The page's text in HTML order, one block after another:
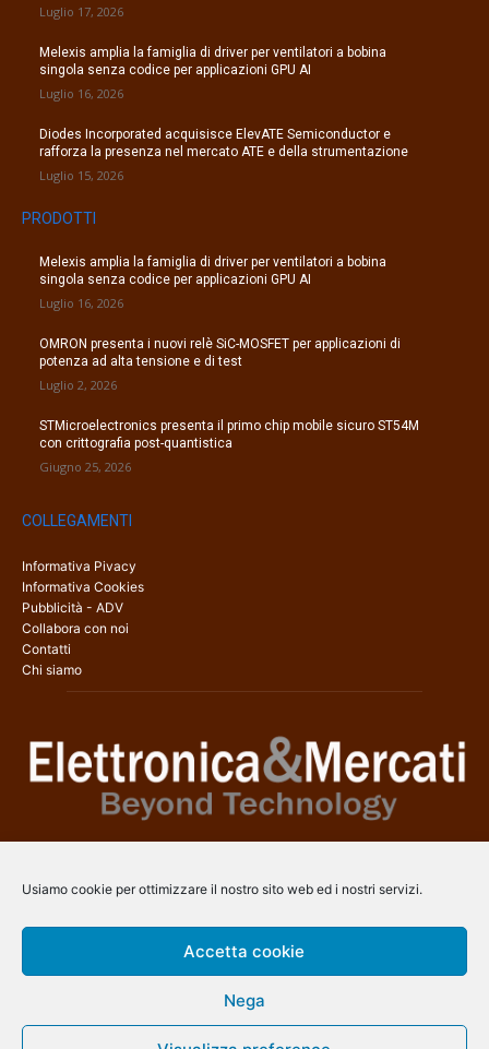
Usiamo cookie per ottimizzare il nostro sito web ed i nostri servizi.
Accetta cookie
Nega
Luglio 17, 2026
Melexis amplia la famiglia di driver per ventilatori a bobina
singola senza codice per applicazioni GPU AI
Luglio 16, 2026
Diodes Incorporated acquisisce ElevATE Semiconductor e
rafforza la presenza nel mercato ATE e della strumentazione
Luglio 15, 2026
PRODOTTI
Melexis amplia la famiglia di driver per ventilatori a bobina
singola senza codice per applicazioni GPU AI
Luglio 16, 2026
OMRON presenta i nuovi relè SiC-MOSFET per applicazioni di
potenza ad alta tensione e di test
Luglio 2, 2026
STMicroelectronics presenta il primo chip mobile sicuro ST54M
con crittografia post-quantistica
Giugno 25, 2026
COLLEGAMENTI
Informativa Pivacy
Informativa Cookies
Pubblicità - ADV
Collabora con noi
Contatti
Chi siamo
una copertura a 360° che coinvolge tecnologie, prodotti, mercati e
info@arscommunication.it
SEGUICI